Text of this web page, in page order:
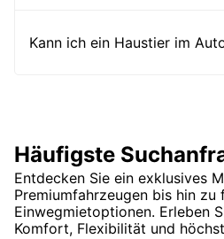
Kann ich ein Haustier im
Häufigste
Entdecken Sie ein exklusives
Premiumfahrzeugen bis hin
Einwegmietoptionen. Erleben
Komfort, Flexibilität und